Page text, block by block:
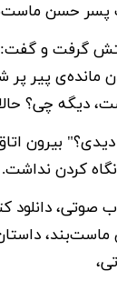
پسر حسن
گرفت و گفت:
مانده‌ی پیر
دیگه چی؟
بیرون
کردن
صوتی، دانلود
ماست‌بند،